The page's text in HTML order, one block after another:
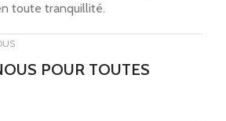
toute tranquillité.
POUR TOUTES